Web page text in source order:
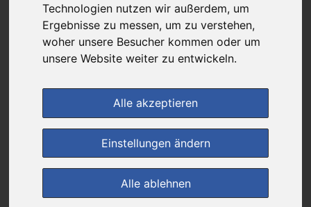
Technologien nutzen wir außerdem, um
Ergebnisse zu messen, um zu verstehen,
woher unsere Besucher kommen oder um
unsere Website weiter zu entwickeln.
Alle akzeptieren
Einstellungen ändern
Alle ablehnen
Das gewünschte Produkt ist derzeit bei keinem unserer Partner
erhältlich.
(0) Jetzt bewerten!
zur Startseite
Preisalarm